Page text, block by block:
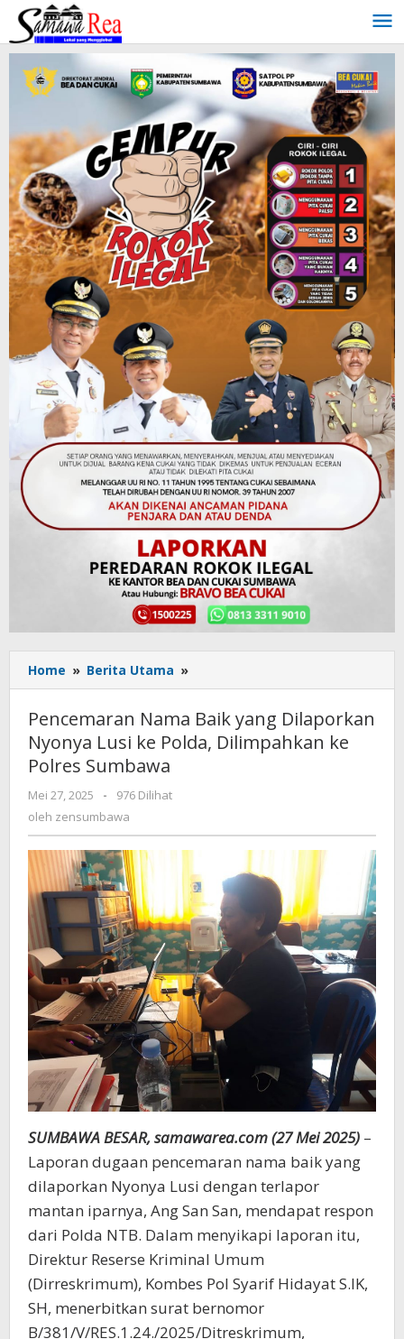
Lewati
konten
Home » Berita Utama »
Nama
yang
Dilaporkan
Dilimpahkan
Polres
Sumbawa
Pencemaran Nama Baik yang Dilaporkan
Nyonya Lusi ke Polda, Dilimpahkan ke
Polres Sumbawa
Mei 27, 2025
oleh
zensumbawa
-
976 Dilihat
oleh zensumbawa
SUMBAWA BESAR, samawarea.com (27 Mei 2025) –
Laporan dugaan pencemaran nama baik yang
dilaporkan Nyonya Lusi dengan terlapor
mantan iparnya, Ang San San, mendapat respon
dari Polda NTB. Dalam menyikapi laporan itu,
Direktur Reserse Kriminal Umum
(Dirreskrimum), Kombes Pol Syarif Hidayat S.IK,
SH, menerbitkan surat bernomor
B/381/V/RES.1.24./2025/Ditreskrimum,